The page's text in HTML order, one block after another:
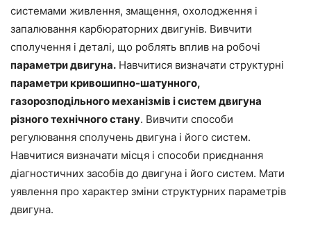
системами живлення, змащення, охолодження і
запалювання карбюраторних двигунів. Вивчити
сполучення і деталі, що роблять вплив на робочі
параметри двигуна. Навчитися визначати структурні
параметри кривошипно-шатунного,
газорозподільного механізмів і систем двигуна
різного технічного стану. Вивчити способи
регулювання сполучень двигуна і його систем.
Навчитися визначати місця і способи приєднання
діагностичних засобів до двигуна і його систем. Мати
уявлення про характер зміни структурних параметрів
двигуна.